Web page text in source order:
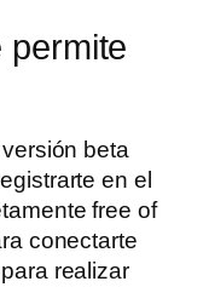
permite
beta
en el
free of
conectarte
realizar